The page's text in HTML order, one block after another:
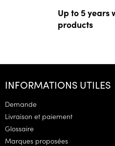
Up to 5 years
products
P
p
INFORMATIONS UTILES
Demande
Livraison et paiement
Glossaire
Marques proposées